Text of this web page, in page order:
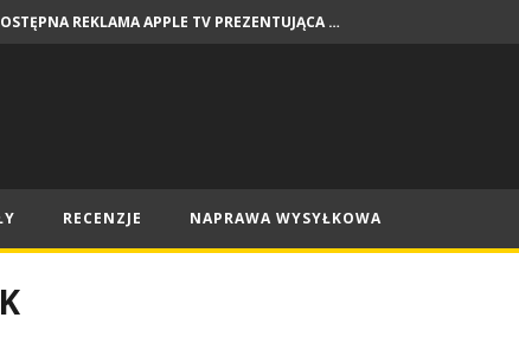
DOSTĘPNA REKLAMA APPLE TV PREZENTUJĄCA PREMIERY NA SIERPIEŃ
RECENZJE NAPRAWA WYSYŁKOWA